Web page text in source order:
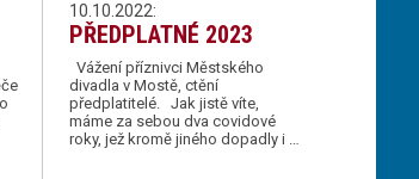
10.10.2022:
PŘEDPLATNÉ 2023
Vážení příznivci Městského
divadla v Mostě, ctění
předplatitelé. Jak jistě víte,
máme za sebou dva covidové
roky, jež kromě jiného dopadly i …